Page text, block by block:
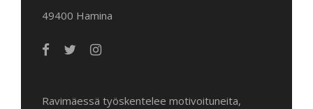
49400 Hamina
Ravimäessä työskentelee motivoituneita,